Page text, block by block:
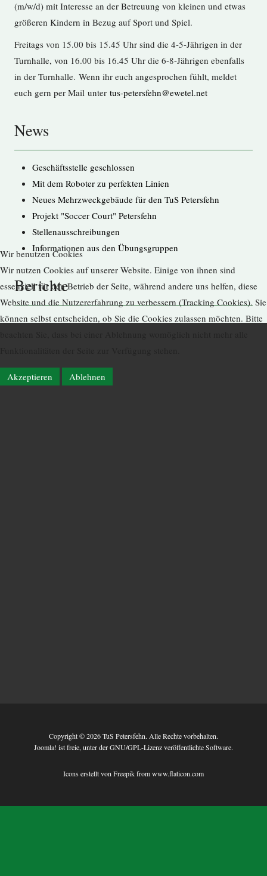
(m/w/d) mit Interesse an der Betreuung von kleinen und etwas
größeren Kindern in Bezug auf Sport und Spiel.
Freitags von 15.00 bis 15.45 Uhr sind die 4-5-Jährigen in der
Turnhalle, von 16.00 bis 16.45 Uhr die 6-8-Jährigen ebenfalls
in der Turnhalle. Wenn ihr euch angesprochen fühlt, meldet
euch gern per Mail unter tus-petersfehn@ewetel.net
News
Geschäftsstelle geschlossen
Mit dem Roboter zu perfekten Linien
Neues Mehrzweckgebäude für den TuS Petersfehn
Projekt "Soccer Court" Petersfehn
Stellenausschreibungen
Informationen aus den Übungsgruppen
Berichte
Copyright © 2026 TuS Petersfehn. Alle Rechte vorbehalten.
Joomla! ist freie, unter derGNU/GPL-Lizenzveröffentlichte Software.
Icons erstellt vonFreepikfromwww.flaticon.com
Wir benutzen Cookies
Wir nutzen Cookies auf unserer Website. Einige von ihnen sind
essenziell für den Betrieb der Seite, während andere uns helfen, diese
Website und die Nutzererfahrung zu verbessern (Tracking Cookies). Sie
können selbst entscheiden, ob Sie die Cookies zulassen möchten. Bitte
Akzeptieren Ablehnen